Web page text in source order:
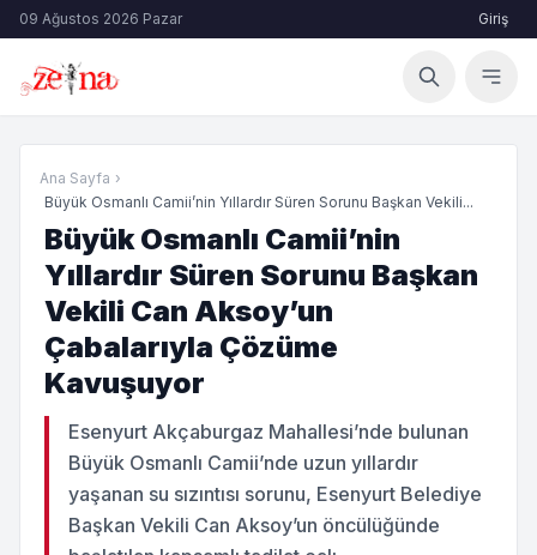
09 Ağustos 2026 Pazar Giriş
Ana Sayfa ›
Büyük Osmanlı Camii’nin Yıllardır Süren Sorunu Başkan Vekili...
Büyük Osmanlı Camii’nin
Yıllardır Süren Sorunu Başkan
Vekili Can Aksoy’un
Çabalarıyla Çözüme
Kavuşuyor
Esenyurt Akçaburgaz Mahallesi’nde bulunan
Büyük Osmanlı Camii’nde uzun yıllardır
yaşanan su sızıntısı sorunu, Esenyurt Belediye
Başkan Vekili Can Aksoy’un öncülüğünde